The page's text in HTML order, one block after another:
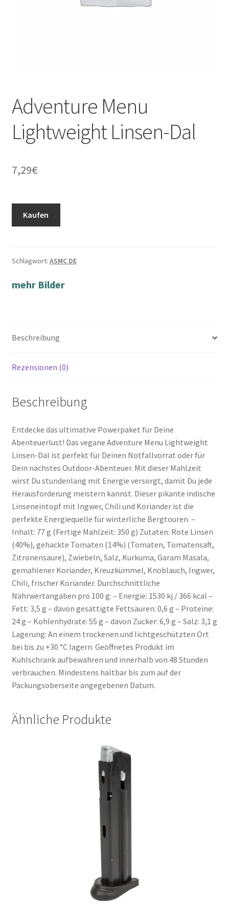
Adventure Menu
Lightweight Linsen-Dal
7,29€
Kaufen
Schlagwort: ASMC DE
mehr Bilder
Beschreibung
Rezensionen (0)
Beschreibung
Entdecke das ultimative Powerpaket für Deine
Abenteuerlust! Das vegane Adventure Menu Lightweight
Linsen-Dal ist perfekt für Deinen Notfallvorrat oder für
Dein nächstes Outdoor-Abenteuer. Mit dieser Mahlzeit
wirst Du stundenlang mit Energie versorgt, damit Du jede
Herausforderung meistern kannst. Dieser pikante indische
Linseneintopf mit Ingwer, Chili und Koriander ist die
perfekte Energiequelle für winterliche Bergtouren. –
Inhalt: 77 g (Fertige Mahlzeit: 350 g) Zutaten: Rote Linsen
(40%), gehackte Tomaten (14%) (Tomaten, Tomatensaft,
Zitronensäure), Zwiebeln, Salz, Kurkuma, Garam Masala,
gemahlener Koriander, Kreuzkümmel, Knoblauch, Ingwer,
Chili, frischer Koriander. Durchschnittliche
Nährwertangaben pro 100 g: – Energie: 1530 kj / 366 kcal –
Fett: 3,5 g – davon gesättigte Fettsäuren: 0,6 g – Proteine:
24 g – Kohlenhydrate: 55 g – davon Zucker: 6,9 g – Salz: 3,1 g
Lagerung: An einem trockenen und lichtgeschützten Ort
bei bis zu +30 °C lagern. Geöffnetes Produkt im
Kühlschrank aufbewahren und innerhalb von 48 Stunden
verbrauchen. Mindestens haltbar bis zum auf der
Packungsoberseite angegebenen Datum.
Ähnliche Produkte